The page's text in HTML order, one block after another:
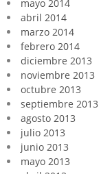
mayo 2014
abril 2014
marzo 2014
febrero 2014
diciembre 2013
noviembre 2013
octubre 2013
septiembre 2013
agosto 2013
julio 2013
junio 2013
mayo 2013